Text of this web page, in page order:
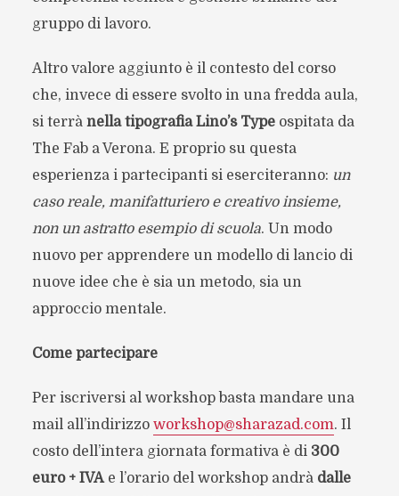
gruppo di lavoro.
Altro valore aggiunto è il contesto del corso
che, invece di essere svolto in una fredda aula,
si terrà nella tipografia Lino’s Typeospitata da
The Fab a Verona. E proprio su questa
esperienza i partecipanti si eserciteranno: un
caso reale, manifatturiero e creativo insieme,
non un astratto esempio di scuola. Un modo
nuovo per apprendere un modello di lancio di
nuove idee che è sia un metodo, sia un
approccio mentale.
Come partecipare
Per iscriversi al workshop basta mandare una
mail all’indirizzo workshop@sharazad.com. Il
costo dell’intera giornata formativa è di 300
euro + IVAe l’orario del workshop andrà dalle